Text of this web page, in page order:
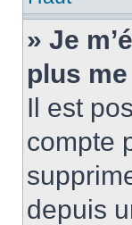
» Je
plus
Il est
compte
depuis